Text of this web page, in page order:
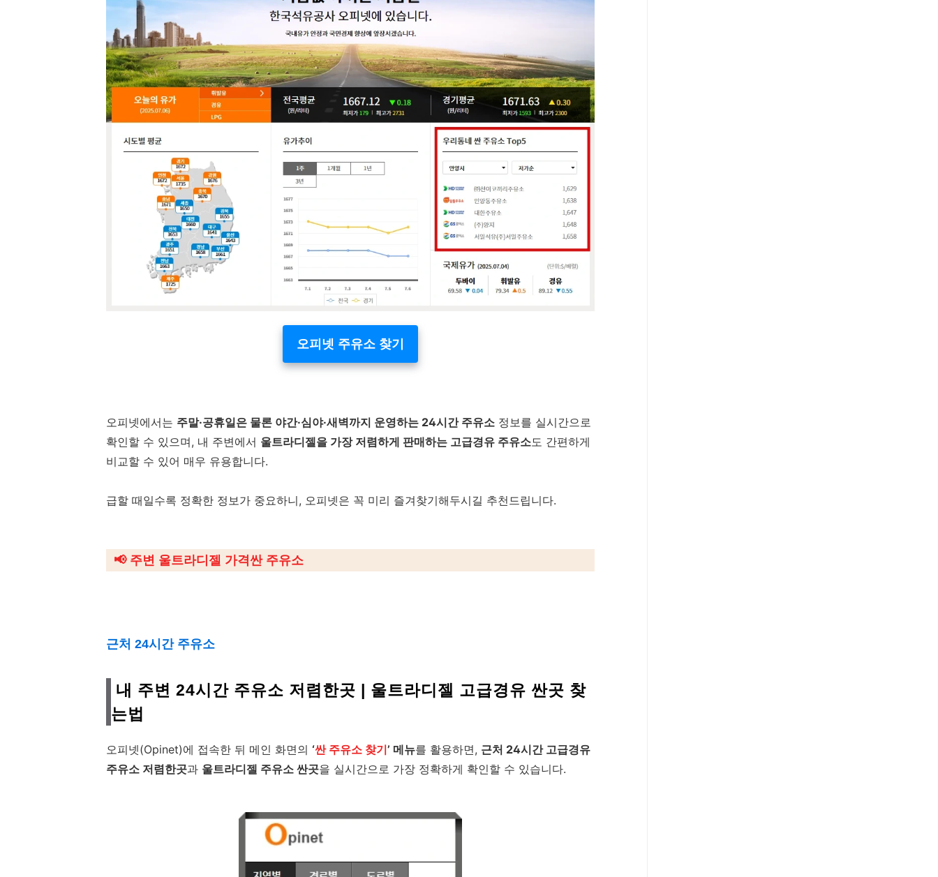
오피넷 주유소 찾기
오피넷에서는 주말·공휴일은 물론 야간·심야·새벽까지 운영하는 24시간 주유소 정보를 실시간으로
확인할 수 있으며, 내 주변에서 울트라디젤을 가장 저렴하게 판매하는 고급경유 주유소도 간편하게
비교할 수 있어 매우 유용합니다.
급할 때일수록 정확한 정보가 중요하니, 오피넷은 꼭 미리 즐겨찾기해두시길 추천드립니다.
📢주변 울트라디젤 가격싼 주유소
근처 24시간 주유소
내 주변 24시간 주유소 저렴한곳 | 울트라디젤 고급경유 싼곳 찾
는법
오피넷(Opinet)에 접속한 뒤 메인 화면의 ‘싼 주유소 찾기’ 메뉴를 활용하면, 근처 24시간 고급경유
주유소 저렴한곳과 울트라디젤 주유소 싼곳을 실시간으로 가장 정확하게 확인할 수 있습니다.